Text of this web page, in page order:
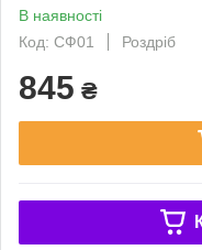
В наявності
Код: СФ01
Роздріб
845 ₴